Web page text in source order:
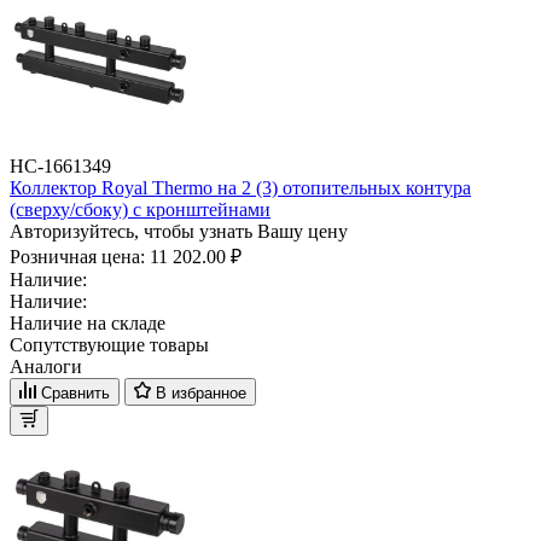
НС-1661349
Коллектор Royal Thermo на 2 (3) отопительных контура
(сверху/сбоку) с кронштейнами
Авторизуйтесь, чтобы узнать Вашу цену
Розничная цена: 11 202.00 ₽
Наличие:
Наличие:
Наличие на складе
Сопутствующие товары
Аналоги
Сравнить В избранное